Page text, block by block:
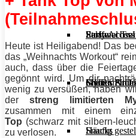
Frauen
Häufig
Salate
Shakes &
Snacks
Personal
Gym im
Early Access
MHRx
Heute ist Heiligabend! Das
das „Weihnachts Workout“
auch, dass über die
gegönnt wird. Um dir
wenig zu versüßen, haben
der streng limitierten
zusammen mit einem
Top (schwarz mit silbern-
zu verlosen.